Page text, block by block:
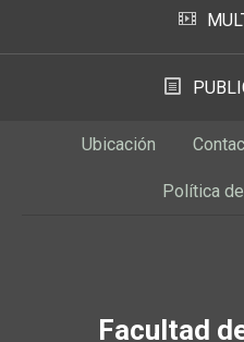
Ubicación
Política
Facultad